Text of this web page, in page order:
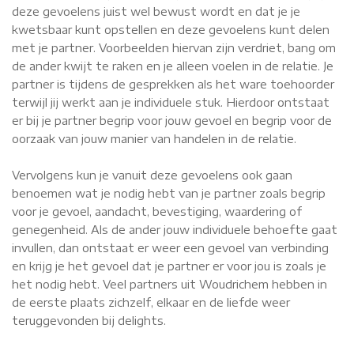
deze gevoelens juist wel bewust wordt en dat je je
kwetsbaar kunt opstellen en deze gevoelens kunt delen
met je partner. Voorbeelden hiervan zijn verdriet, bang om
de ander kwijt te raken en je alleen voelen in de relatie. Je
partner is tijdens de gesprekken als het ware toehoorder
terwijl jij werkt aan je individuele stuk. Hierdoor ontstaat
er bij je partner begrip voor jouw gevoel en begrip voor de
oorzaak van jouw manier van handelen in de relatie.
Vervolgens kun je vanuit deze gevoelens ook gaan
benoemen wat je nodig hebt van je partner zoals begrip
voor je gevoel, aandacht, bevestiging, waardering of
genegenheid. Als de ander jouw individuele behoefte gaat
invullen, dan ontstaat er weer een gevoel van verbinding
en krijg je het gevoel dat je partner er voor jou is zoals je
het nodig hebt. Veel partners uit Woudrichem hebben in
de eerste plaats zichzelf, elkaar en de liefde weer
teruggevonden bij delights.